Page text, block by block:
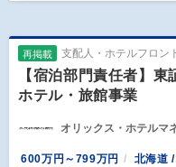
再掲載 支配人・ホテルフロン
【宿泊部門責任者】
ホテル・旅館事業
オリックス・ホテルマ
600万円～799万円
北海道